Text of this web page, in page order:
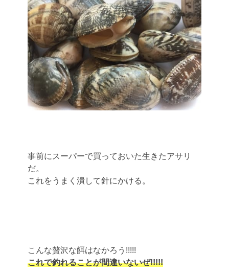
事前にスーパーで買っておいた生きたアサリ
だ。
これをうまく潰して針にかける。
こんな贅沢な餌はなかろう!!!!!
これで釣れることが間違いないぜ!!!!!